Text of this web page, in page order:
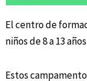
El centro de
niños de 8 a 13
Estos